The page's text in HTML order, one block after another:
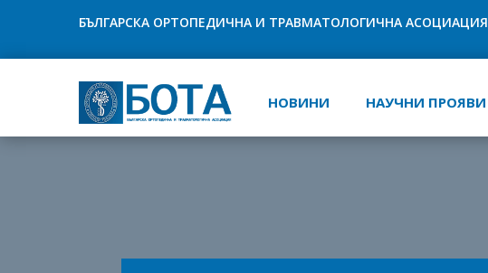
БЪЛГАРСКА ОРТОПЕДИЧНА И ТРАВМАТОЛОГИЧНА АСОЦИАЦИЯ
НОВИНИ НАУЧНИ ПРОЯВИ